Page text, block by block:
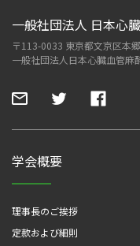
一般社団法人 日本心
〒113-0033 東京都文京区本
一般社団法人日本心臓血管麻
学会概要
理事長のご挨拶
定款および細則